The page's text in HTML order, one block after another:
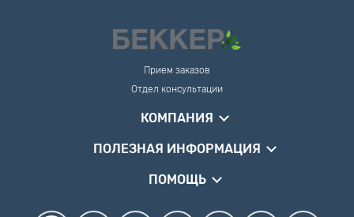
Прием заказов
Отдел консультации
КОМПАНИЯ
ПОЛЕЗНАЯ ИНФОРМАЦИЯ
ПОМОЩЬ